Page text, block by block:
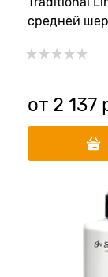
средней
от 2 137